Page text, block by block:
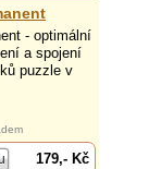
- optimální
a spojení
puzzle v
179,- Kč